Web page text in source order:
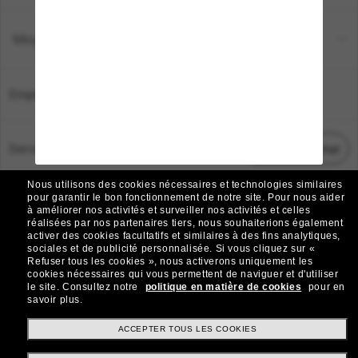
TOUS DROITS RÉSERVÉS © 2026 SUNGLASS HUT.
Les photos et images sur le site sont publiées à des fins d`illustration.
Avis sur les cookies | Politique de confidentialité |
Conditions Générales | AdChoices |
Do Not Sell My Personal Information
Nous utilisons des cookies nécessaires et technologies similaires
pour garantir le bon fonctionnement de notre site. Pour nous aider
à améliorer nos activités et surveiller nos activités et celles
réalisées par nos partenaires tiers, nous souhaiterions également
activer des cookies facultatifs et similaires à des fins analytiques,
sociales et de publicité personnalisée. Si vous cliquez sur «
Refuser tous les cookies », nous activerons uniquement les
cookies nécessaires qui vous permettent de naviguer et d'utiliser
le site. Consultez notre politique en matière de cookies
pour en
savoir plus.
ACCEPTER TOUS LES COOKIES